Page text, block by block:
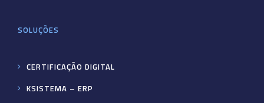
SOLUÇÕES
CERTIFICAÇÃO DIGITAL
KSISTEMA – ERP